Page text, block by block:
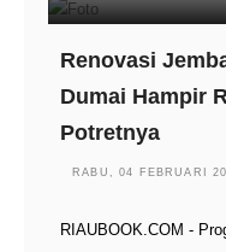
Renovasi
Dumai Hampir
Potretnya
RABU, 04 FEBRUARI
RIAUBOOK.COM -